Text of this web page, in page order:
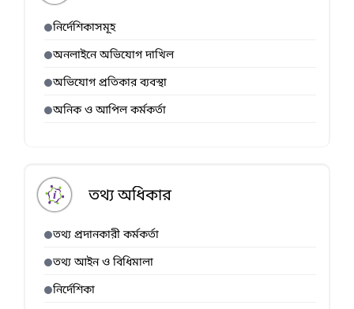
নির্দেশিকাসমূহ
অনলাইনে অভিযোগ দাখিল
অভিযোগ প্রতিকার ব্যবস্থা
অনিক ও আপিল কর্মকর্তা
তথ্য অধিকার
তথ্য প্রদানকারী কর্মকর্তা
তথ্য আইন ও বিধিমালা
নির্দেশিকা